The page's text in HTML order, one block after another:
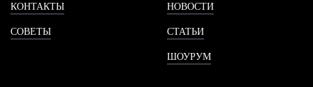
КОНТАКТЫ
СОВЕТЫ
НОВОСТИ
СТАТЬИ
ШОУРУМ